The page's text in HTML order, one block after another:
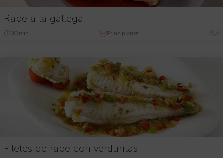
Rape a la gallega
30 min Principiante 4
Filetes de rape con verduritas